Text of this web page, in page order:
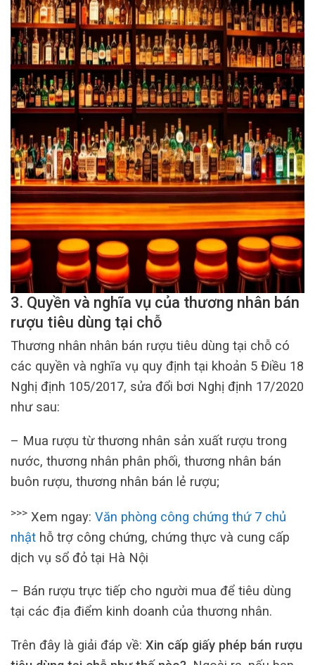
3. Quyền và nghĩa vụ của thương nhân bán
rượu tiêu dùng tại chỗ
Thương nhân nhân bán rượu tiêu dùng tại chỗ có
các quyền và nghĩa vụ quy định tại khoản 5 Điều 18
Nghị định 105/2017, sửa đổi bơi Nghị định 17/2020
như sau:
– Mua rượu từ thương nhân sản xuất rượu trong
nước, thương nhân phân phối, thương nhân bán
buôn rượu, thương nhân bán lẻ rượu;
>>> Xem ngay: Văn phòng công chứng thứ 7 chủ
nhật hỗ trợ công chứng, chứng thực và cung cấp
dịch vụ sổ đỏ tại Hà Nội
– Bán rượu trực tiếp cho người mua để tiêu dùng
tại các địa điểm kinh doanh của thương nhân.
Trên đây là giải đáp về: Xin cấp giấy phép bán rượu